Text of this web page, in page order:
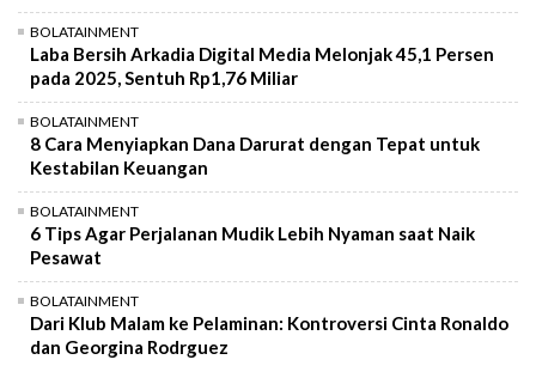
BOLATAINMENT
Laba Bersih Arkadia Digital Media Melonjak 45,1 Persen
pada 2025, Sentuh Rp1,76 Miliar
BOLATAINMENT
8 Cara Menyiapkan Dana Darurat dengan Tepat untuk
Kestabilan Keuangan
BOLATAINMENT
6 Tips Agar Perjalanan Mudik Lebih Nyaman saat Naik
Pesawat
BOLATAINMENT
Dari Klub Malam ke Pelaminan: Kontroversi Cinta Ronaldo
dan Georgina Rodrguez